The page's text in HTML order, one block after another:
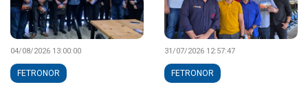
04/08/2026 13:00:00
FETRONOR
31/07/2026 12:57:47
FETRONOR